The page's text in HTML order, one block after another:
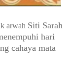
arwah Siti Sarah
hari
cahaya mata